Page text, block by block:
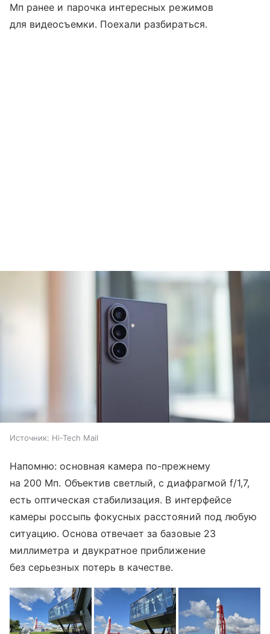
Мп ранее и парочка интересных режимов
для видеосъемки. Поехали разбираться.
Источник: Hi-Tech Mail
Напомню: основная камера по-прежнему
на 200 Мп. Объектив светлый, с диафрагмой f/1,7,
есть оптическая стабилизация. В интерфейсе
камеры россыпь фокусных расстояний под любую
ситуацию. Основа отвечает за базовые 23
миллиметра и двукратное приближение
без серьезных потерь в качестве.